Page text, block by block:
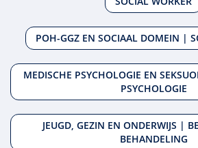
POH-GGZ EN SOCIAAL DOMEIN |
MEDISCHE PSYCHOLOGIE EN
PSYCHOLOGIE
JEUGD, GEZIN EN ONDERWIJS |
BEHANDELING